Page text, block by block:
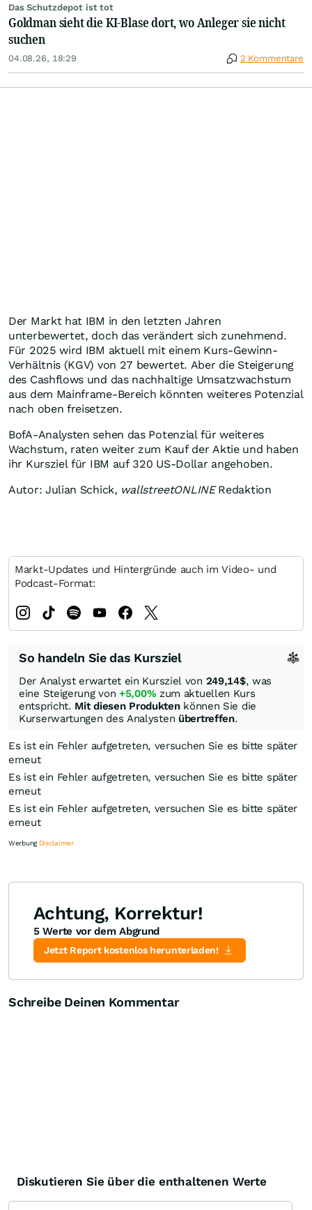
Das Schutzdepot ist tot
Goldman sieht die KI-Blase dort, wo Anleger sie nicht
suchen
04.08.26, 18:29 2 Kommentare
Der Markt hat IBM in den letzten Jahren
unterbewertet, doch das verändert sich zunehmend.
Für 2025 wird IBM aktuell mit einem Kurs-Gewinn-
Verhältnis (KGV) von 27 bewertet. Aber die Steigerung
des Cashflows und das nachhaltige Umsatzwachstum
aus dem Mainframe-Bereich könnten weiteres Potenzial
nach oben freisetzen.
BofA-Analysten sehen das Potenzial für weiteres
Wachstum, raten weiter zum Kauf der Aktie und haben
ihr Kursziel für IBM auf 320 US-Dollar angehoben.
Autor: Julian Schick, wallstreetONLINERedaktion
Markt-Updates und Hintergründe auch im Video- und
Podcast-Format:
So handeln Sie das Kursziel
Der Analyst erwartet ein Kursziel von 249,14$, was
eine Steigerung von +5,00% zum aktuellen Kurs
entspricht. Mit diesen Produktenkönnen Sie die
Kurserwartungen des Analysten übertreffen.
Es ist ein Fehler aufgetreten, versuchen Sie es bitte später
erneut
Es ist ein Fehler aufgetreten, versuchen Sie es bitte später
erneut
Es ist ein Fehler aufgetreten, versuchen Sie es bitte später
erneut
Knock-Out-Suche
Optionsschein-Suche
Zertifikate-Suche
Werbung Disclaimer
Achtung, Korrektur!
5 Werte vor dem Abgrund
Jetzt Report kostenlos herunterladen!
Schreibe Deinen Kommentar
Diskutieren Sie über die enthaltenen Werte